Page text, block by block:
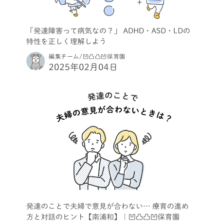
「発達障害って病気なの？」 ADHD・ASD・LDの
特性を正しく理解しよう
編集チーム/凹凸凸凹保育園
2025年02月04日
発達のことで夫婦で意見が合わない… 療育の進め
方と対話のヒント【南浦和】｜凹凸凸凹保育園